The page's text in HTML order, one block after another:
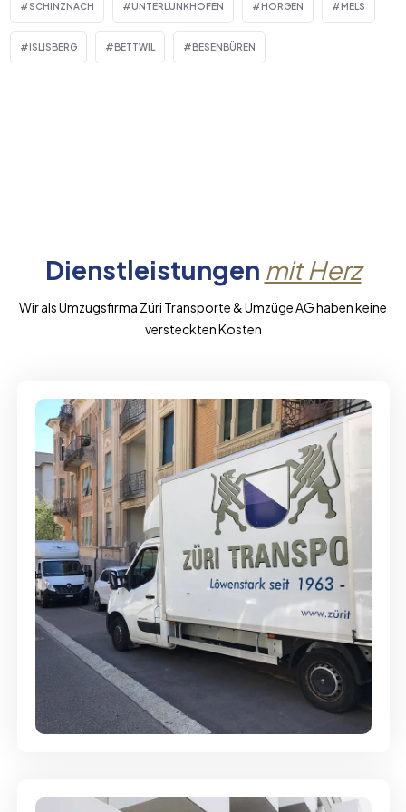
SCHINZNACH UNTERLUNKHOFEN HORGEN MELS
ISLISBERG BETTWIL BESENBÜREN
Dienstleistungen mit Herz
Wir als Umzugsfirma Züri Transporte & Umzüge AG haben keine
versteckten Kosten
Full-Service - Für Privatumzüge